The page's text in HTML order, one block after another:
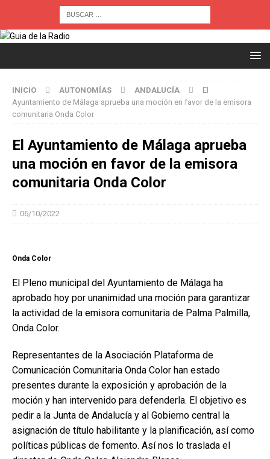
INICIO AUTONOMÍAS ANDALUCÍA
El
Ayuntamiento de Málaga aprueba una moción en favor de la emisora
comunitaria Onda Color
El Ayuntamiento de Málaga aprueba
una moción en favor de la emisora
comunitaria Onda Color
06/10/2022
Onda Color
El Pleno municipal del Ayuntamiento de Málaga ha
aprobado hoy por unanimidad una moción para garantizar
la actividad de la emisora comunitaria de Palma Palmilla,
Onda Color.
Representantes de la Asociación Plataforma de
Comunicación Comunitaria Onda Color han estado
presentes durante la exposición y aprobación de la
moción y han intervenido para defenderla. El objetivo es
pedir a la Junta de Andalucía y al Gobierno central la
asignación de título habilitante y la planificación, así como
políticas públicas de fomento. Así nos lo traslada el